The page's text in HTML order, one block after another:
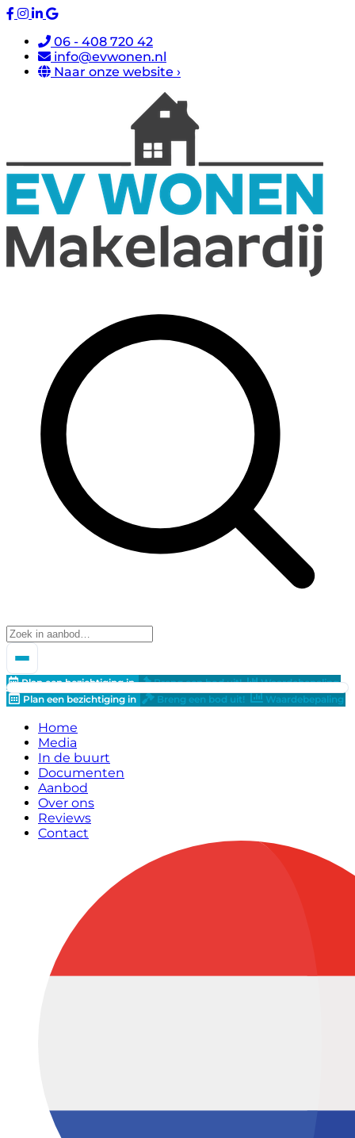
06 - 408 720 42
info@evwonen.nl
Naar onze website ›
Plan een bezichtiging in Breng een bod uit!
Waardebepaling
Plan een bezichtiging in
Breng een bod uit! Waardebepaling
Home
Media
In de buurt
Documenten
Aanbod
Over ons
Reviews
Contact